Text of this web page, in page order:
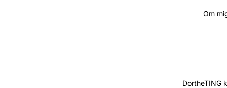
Om
DortheTING